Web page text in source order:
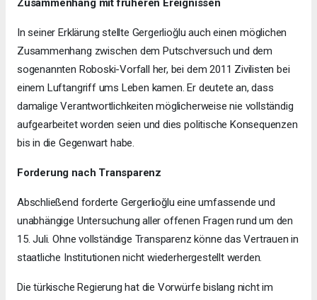
Zusammenhang mit früheren Ereignissen
In seiner Erklärung stellte Gergerlioğlu auch einen möglichen
Zusammenhang zwischen dem Putschversuch und dem
sogenannten Roboski-Vorfall her, bei dem 2011 Zivilisten bei
einem Luftangriff ums Leben kamen. Er deutete an, dass
damalige Verantwortlichkeiten möglicherweise nie vollständig
aufgearbeitet worden seien und dies politische Konsequenzen
bis in die Gegenwart habe.
Forderung nach Transparenz
Abschließend forderte Gergerlioğlu eine umfassende und
unabhängige Untersuchung aller offenen Fragen rund um den
15. Juli. Ohne vollständige Transparenz könne das Vertrauen in
staatliche Institutionen nicht wiederhergestellt werden.
Die türkische Regierung hat die Vorwürfe bislang nicht im